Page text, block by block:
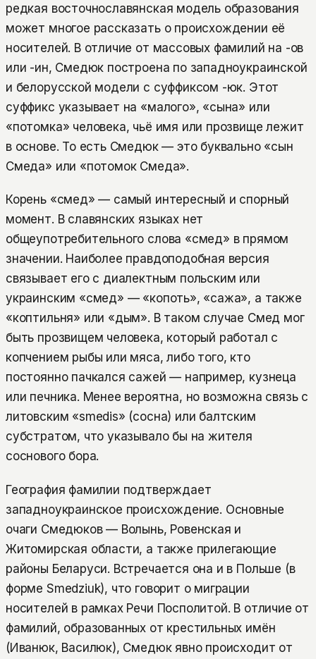
редкая восточнославянская модель образования
может многое рассказать о происхождении её
носителей. В отличие от массовых фамилий на -ов
или -ин, Смедюк построена по западноукраинской
и белорусской модели с суффиксом -юк. Этот
суффикс указывает на «малого», «сына» или
«потомка» человека, чьё имя или прозвище лежит
в основе. То есть Смедюк — это буквально «сын
Смеда» или «потомок Смеда».
Корень «смед» — самый интересный и спорный
момент. В славянских языках нет
общеупотребительного слова «смед» в прямом
значении. Наиболее правдоподобная версия
связывает его с диалектным польским или
украинским «смед» — «копоть», «сажа», а также
«коптильня» или «дым». В таком случае Смед мог
быть прозвищем человека, который работал с
копчением рыбы или мяса, либо того, кто
постоянно пачкался сажей — например, кузнеца
или печника. Менее вероятна, но возможна связь с
литовским «smedis» (сосна) или балтским
субстратом, что указывало бы на жителя
соснового бора.
География фамилии подтверждает
западноукраинское происхождение. Основные
очаги Смедюков — Волынь, Ровенская и
Житомирская области, а также прилегающие
районы Беларуси. Встречается она и в Польше (в
форме Smedziuk), что говорит о миграции
носителей в рамках Речи Посполитой. В отличие от
фамилий, образованных от крестильных имён
(Иванюк, Василюк), Смедюк явно происходит от